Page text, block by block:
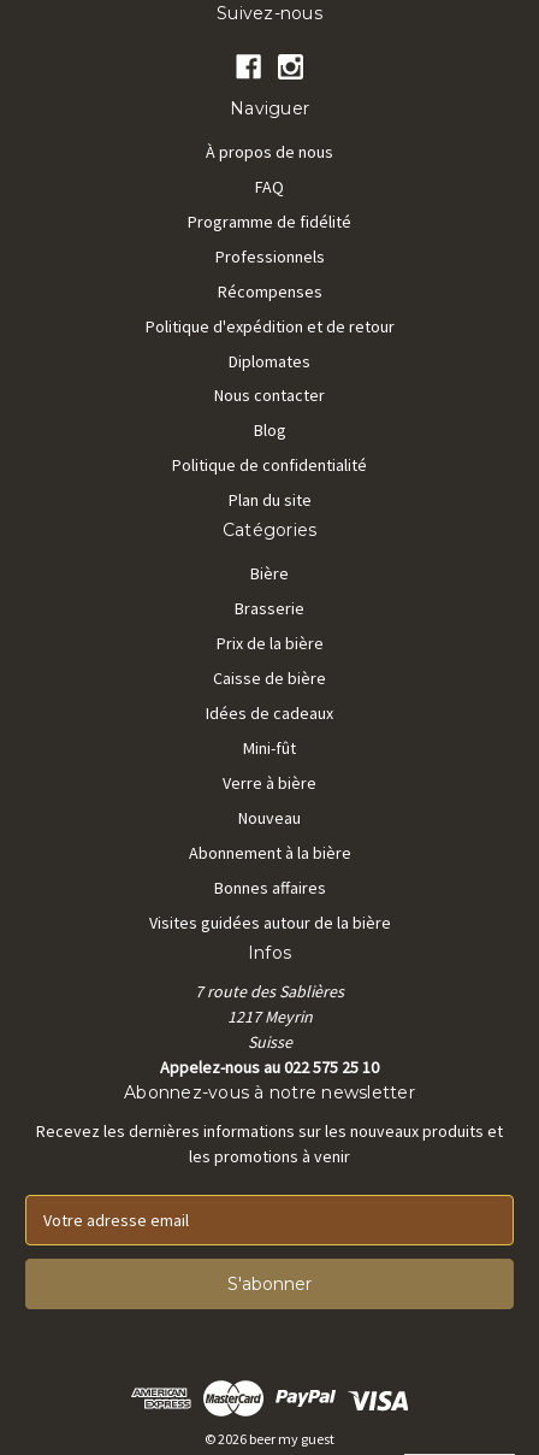
Suivez-nous
Naviguer
À propos de nous
FAQ
Programme de fidélité
Professionnels
Récompenses
Politique d'expédition et de retour
Diplomates
Nous contacter
Blog
Politique de confidentialité
Plan du site
Catégories
Bière
Brasserie
Prix de la bière
Caisse de bière
Idées de cadeaux
Mini-fût
Verre à bière
Nouveau
Abonnement à la bière
Bonnes affaires
Visites guidées autour de la bière
Infos
7 route des Sablières
1217 Meyrin
Suisse
Appelez-nous au 022 575 25 10
Abonnez-vous à notre newsletter
Recevez les dernières informations sur les nouveaux produits et
les promotions à venir
E
a
l
© 2026 beer my guest